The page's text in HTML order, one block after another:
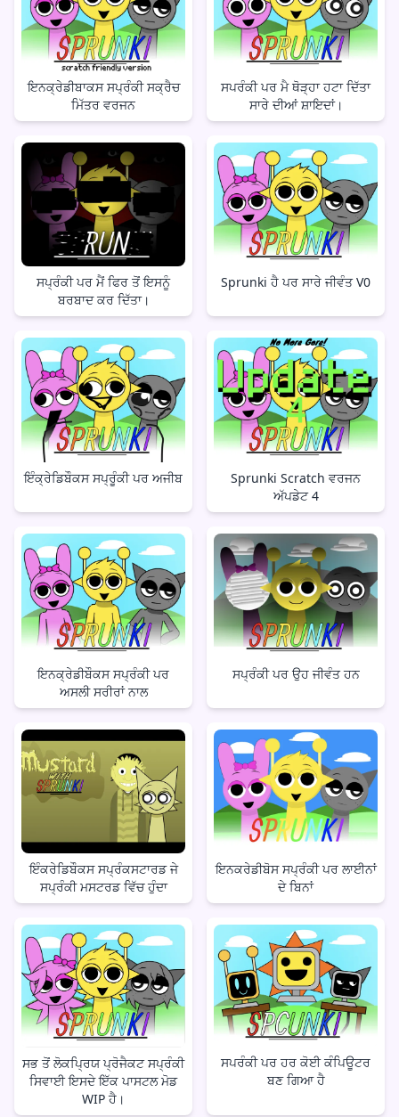
ਇਨਕ੍ਰੇਡੀਬਾਕਸ ਸਪ੍ਰੰਕੀ ਸਕ੍ਰੈਚ
ਮਿੱਤਰ ਵਰਜਨ
ਸਪਰੰਕੀ ਪਰ ਮੈ ਥੋੜ੍ਹਾ ਹਟਾ ਦਿੱਤਾ
ਸਾਰੇ ਦੀਆਂ ਸ਼ਾਇਦਾਂ।
ਸਪ੍ਰੰਕੀ ਪਰ ਮੈਂ ਫਿਰ ਤੋਂ ਇਸਨੂੰ
ਬਰਬਾਦ ਕਰ ਦਿੱਤਾ।
Sprunki ਹੈ ਪਰ ਸਾਰੇ ਜੀਵੰਤ V0
ਇੰਕ੍ਰੇਡਿਬੌਕਸ ਸਪ੍ਰੂੰਕੀ ਪਰ ਅਜੀਬ
Sprunki Scratch ਵਰਜਨ
ਅੱਪਡੇਟ 4
ਇਨਕ੍ਰੇਡੀਬੌਕਸ ਸਪ੍ਰੰਕੀ ਪਰ
ਅਸਲੀ ਸਰੀਰਾਂ ਨਾਲ
ਸਪ੍ਰੰਕੀ ਪਰ ਉਹ ਜੀਵੰਤ ਹਨ
ਇੰਕਰੇਡਿਬੌਕਸ ਸਪ੍ਰੰਕਸਟਾਰਡ ਜੇ
ਸਪ੍ਰੰਕੀ ਮਸਟਰਡ ਵਿੱਚ ਹੁੰਦਾ
ਇਨਕਰੇਡੀਬੋਸ ਸਪ੍ਰੰਕੀ ਪਰ ਲਾਈਨਾਂ
ਦੇ ਬਿਨਾਂ
ਸਭ ਤੋਂ ਲੋਕਪ੍ਰਿਯ ਪ੍ਰੋਜੈਕਟ ਸਪ੍ਰੰਕੀ
ਸਿਵਾਈ ਇਸਦੇ ਇੱਕ ਪਾਸਟਲ ਮੋਡ
WIP ਹੈ।
ਸਪਰੰਕੀ ਪਰ ਹਰ ਕੋਈ ਕੰਪਿਊਟਰ
ਬਣ ਗਿਆ ਹੈ